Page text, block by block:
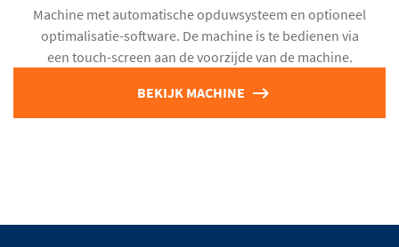
Machine met automatische opduwsysteem en optioneel
optimalisatie-software. De machine is te bedienen via
een touch-screen aan de voorzijde van de machine.
BEKIJK MACHINE